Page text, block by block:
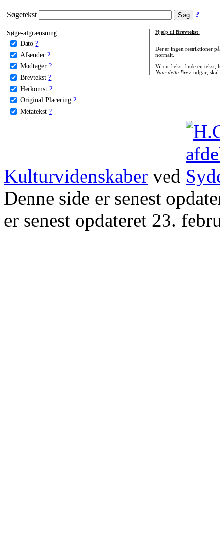
Søgetekst ?
Søge-afgrænsning:
Dato ?
Afsender ?
Modtager ?
Brevtekst ?
Herkomst ?
Original Placering ?
Metatekst ?
Hjælp til Brevtekst:
Der er ingen restriktioner
normalt.
Vil du f.eks. finde en tekst,
Naar dette Brevindgår, skal
Kulturvidenskaber ved
Denne side er senest
er senest opdateret 23.